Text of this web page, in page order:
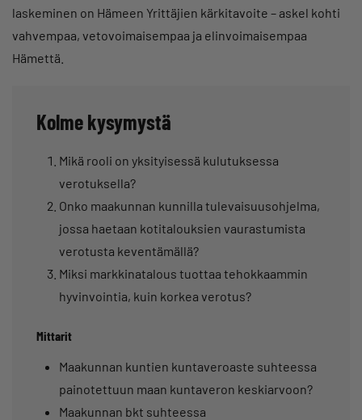
laskeminen on Hämeen Yrittäjien kärkitavoite – askel kohti
vahvempaa, vetovoimaisempaa ja elinvoimaisempaa
Hämettä.
Kolme kysymystä
Mikä rooli on yksityisessä kulutuksessa
verotuksella?
Onko maakunnan kunnilla tulevaisuusohjelma,
jossa haetaan kotitalouksien vaurastumista
verotusta keventämällä?
Miksi markkinatalous tuottaa tehokkaammin
hyvinvointia, kuin korkea verotus?
Mittarit
Maakunnan kuntien kuntaveroaste suhteessa
painotettuun maan kuntaveron keskiarvoon?
Maakunnan bkt suhteessa